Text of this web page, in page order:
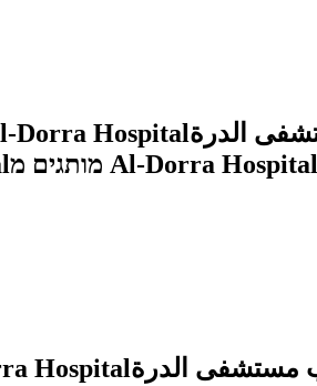
Dorra Hospital
מותגים מ Al-Dorra Hospital
Hospital